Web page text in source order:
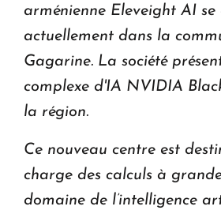
arménienne Eleveight AI se
actuellement dans la
Gagarine. La société
complexe d'IA NVIDIA
la région.
Ce nouveau centre est
charge des calculs à
domaine de l’intelligence